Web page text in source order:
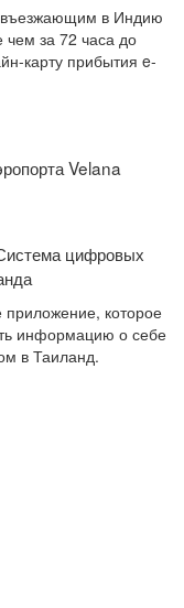
въезжающим в Индию
чем за 72 часа до
карту прибытия e-
Velana
цифровых
приложение, которое
информацию о себе
в Таиланд.